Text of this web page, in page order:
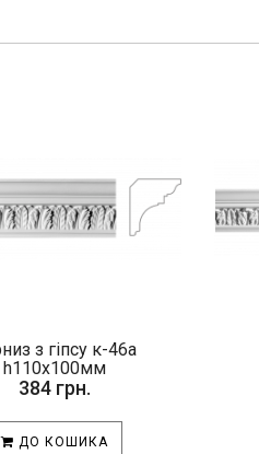
з гіпсу к-46а
h110х100мм
384 грн.
ДО КОШИКА